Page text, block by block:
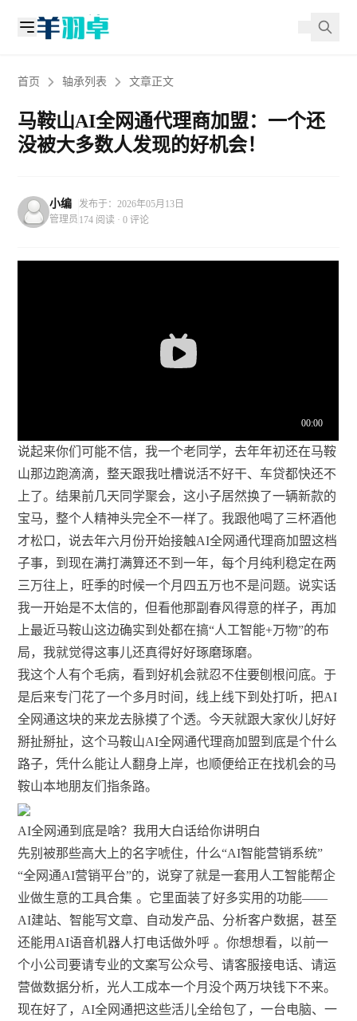
首页 轴承列表 文章正文
马鞍山AI全网通代理商加盟：一个还
没被大多数人发现的好机会！
小编
管理员
发布于：2026年05月13日
174 阅读 · 0 评论
说起来你们可能不信，我一个老同学，去年年初还在马鞍
山那边跑滴滴，整天跟我吐槽说活不好干、车贷都快还不
上了。结果前几天同学聚会，这小子居然换了一辆新款的
宝马，整个人精神头完全不一样了。我跟他喝了三杯酒他
才松口，说去年六月份开始接触AI全网通代理商加盟这档
子事，到现在满打满算还不到一年，每个月纯利稳定在两
三万往上，旺季的时候一个月四五万也不是问题。说实话
我一开始是不太信的，但看他那副春风得意的样子，再加
上最近马鞍山这边确实到处都在搞“人工智能+万物”的布
局，我就觉得这事儿还真得好好琢磨琢磨。
我这个人有个毛病，看到好机会就忍不住要刨根问底。于
是后来专门花了一个多月时间，线上线下到处打听，把AI
全网通这块的来龙去脉摸了个透。今天就跟大家伙儿好好
掰扯掰扯，这个马鞍山AI全网通代理商加盟到底是个什么
路子，凭什么能让人翻身上岸，也顺便给正在找机会的马
鞍山本地朋友们指条路。
AI全网通到底是啥？我用大白话给你讲明白
先别被那些高大上的名字唬住，什么“AI智能营销系统”
“全网通AI营销平台”的，说穿了就是一套用人工智能帮企
业做生意的工具合集 。它里面装了好多实用的功能——
AI建站、智能写文章、自动发产品、分析客户数据，甚至
还能用AI语音机器人打电话做外呼 。你想想看，以前一
个小公司要请专业的文案写公众号、请客服接电话、请运
营做数据分析，光人工成本一个月没个两万块钱下不来。
现在好了，AI全网通把这些活儿全给包了，一台电脑、一